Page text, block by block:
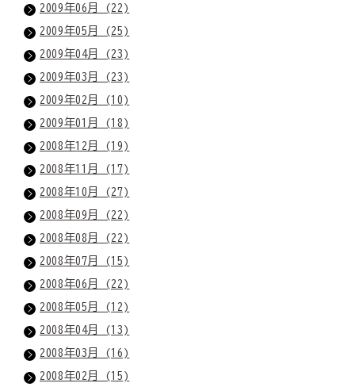
2009年06月 (22)
2009年05月 (25)
2009年04月 (23)
2009年03月 (23)
2009年02月 (10)
2009年01月 (18)
2008年12月 (19)
2008年11月 (17)
2008年10月 (27)
2008年09月 (22)
2008年08月 (22)
2008年07月 (15)
2008年06月 (22)
2008年05月 (12)
2008年04月 (13)
2008年03月 (16)
2008年02月 (15)